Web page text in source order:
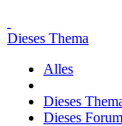
Dieses Thema
Alles
Dieses
Dieses Forum